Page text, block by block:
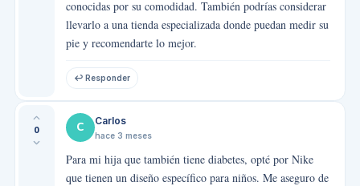
conocidas por su comodidad. También podrías considerar
llevarlo a una tienda especializada donde puedan medir su
pie y recomendarte lo mejor.
↩ Responder
0 C Carlos
hace 3 meses
Para mi hija que también tiene diabetes, opté por Nike
que tienen un diseño específico para niños. Me aseguro de